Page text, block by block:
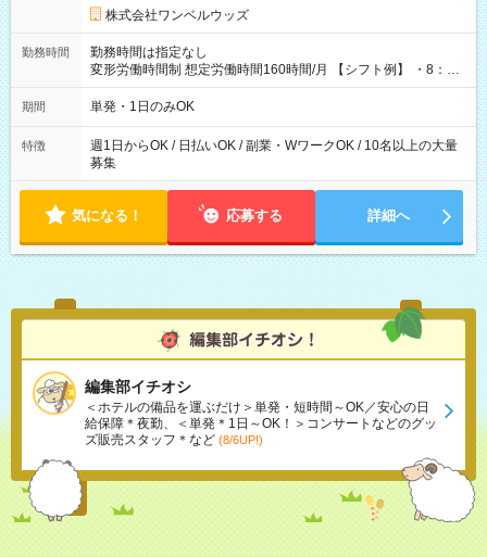
株式会社ワンベルウッズ
勤務時間
勤務時間は指定なし
変形労働時間制 想定労働時間160時間/月 【シフト例】 ・8：00
～21：00
期間 単発・1日のみOK
特徴
週1日からOK / 日払いOK / 副業・WワークOK / 10名以上の大量
募集
気になる！ 応募する 詳細へ
編集部イチオシ
＜ホテルの備品を運ぶだけ＞単発・短時間～OK／安心の日
給保障＊夜勤、＜単発＊1日～OK！＞コンサートなどのグッ
ズ販売スタッフ＊など (8/6UP!)